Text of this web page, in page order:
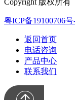
Copyright 版权所有
粤ICP备19100706号
返回首页
电话咨询
产品中心
联系我们